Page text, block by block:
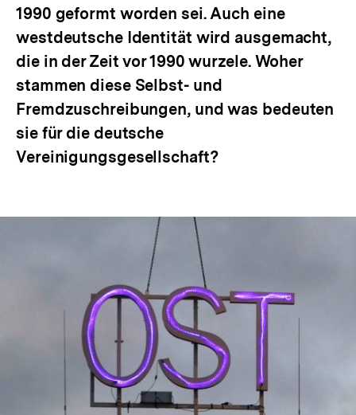
1990 geformt worden sei. Auch eine
westdeutsche Identität wird ausgemacht,
die in der Zeit vor 1990 wurzele. Woher
stammen diese Selbst- und
Fremdzuschreibungen, und was bedeuten
sie für die deutsche
Vereinigungsgesellschaft?